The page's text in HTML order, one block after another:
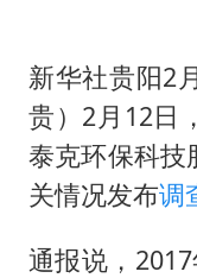
新华社贵阳2
贵）2月12日
泰克环保科技
关情况发布调
通报说，